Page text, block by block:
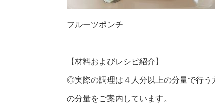
フルーツポンチ
【材料およびレシピ紹介】
◎実際の調理は４人分以上の分量で行う
の分量をご案内しています。